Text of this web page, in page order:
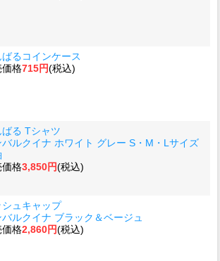
るコインケース
価格715円(税込)
る Tシャツ
バルクイナ ホワイト グレー S・M・Lサイズ
価格3,850円(税込)
シュキャップ
バルクイナ ブラック＆ベージュ
価格2,860円(税込)